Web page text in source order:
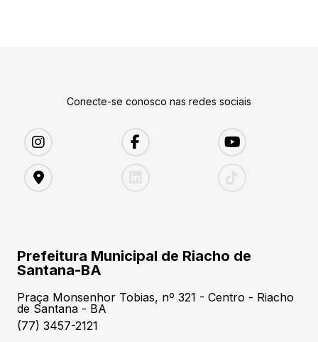
Conecte-se conosco nas redes sociais
Prefeitura Municipal de Riacho de
Santana-BA
Praça Monsenhor Tobias, nº 321 - Centro - Riacho
de Santana - BA
(77) 3457-2121